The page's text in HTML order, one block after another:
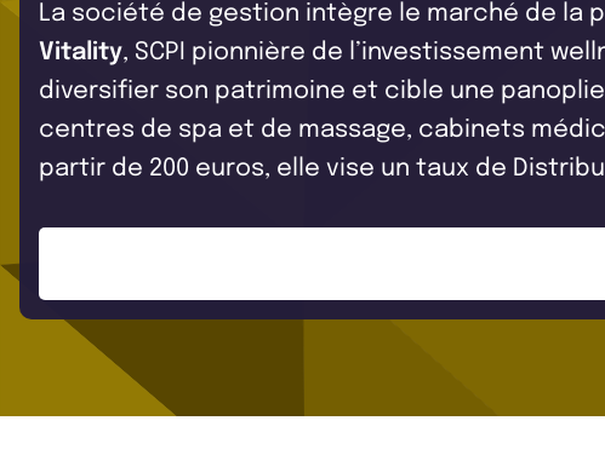
La société de gestion intègre le marché de la
Vitality, SCPI pionnière de l’investissement
diversifier son patrimoine et cible une
centres de spa et de massage, cabinets
partir de 200 euros, elle vise un taux de